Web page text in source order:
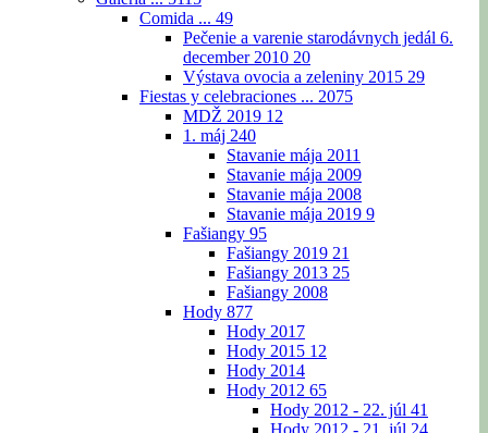
Comida ... 49
Pečenie a varenie starodávnych jedál 6.
december 2010 20
Výstava ovocia a zeleniny 2015 29
Fiestas y celebraciones ... 2075
MDŽ 2019 12
1. máj 240
Stavanie mája 2011
Stavanie mája 2009
Stavanie mája 2008
Stavanie mája 2019 9
Fašiangy 95
Fašiangy 2019 21
Fašiangy 2013 25
Fašiangy 2008
Hody 877
Hody 2017
Hody 2015 12
Hody 2014
Hody 2012 65
Hody 2012 - 22. júl 41
Hody 2012 - 21. júl 24